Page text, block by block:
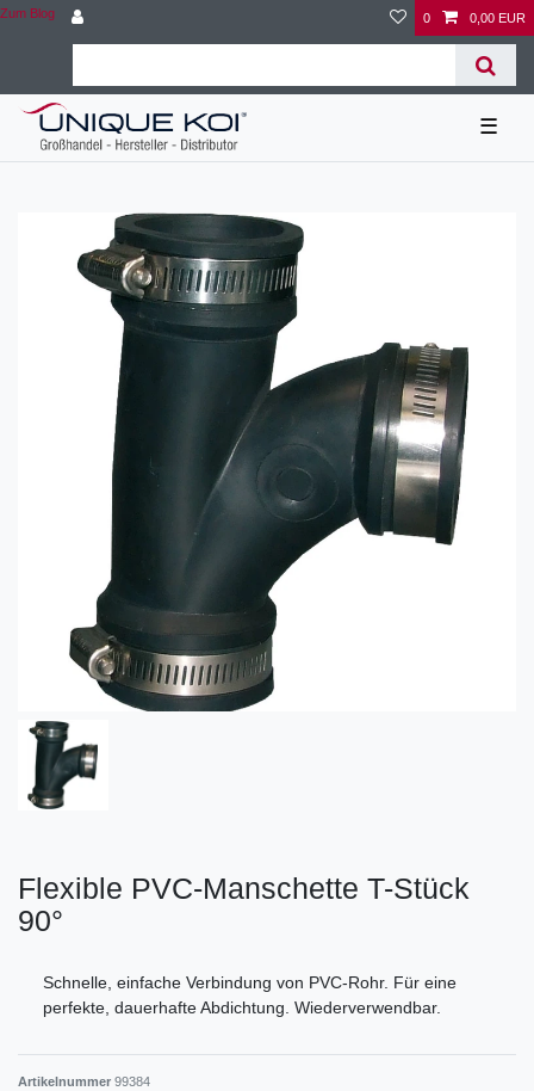
Zum Blog 0 0,00 EUR
☰
Flexible PVC-Manschette T-Stück
90°
Schnelle, einfache Verbindung von PVC-Rohr. Für eine
perfekte, dauerhafte Abdichtung. Wiederverwendbar.
Artikelnummer 99384